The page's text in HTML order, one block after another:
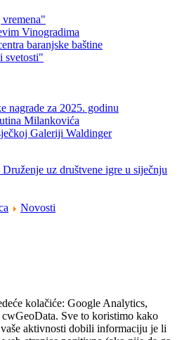
Vinogradima
baranjske baštine
svetosti"
nagrade za 2025. godinu
Milankovića
Galeriji Waldinger
Druženje uz društvene igre u siječnju
Novosti
kolačiće: Google Analytics,
Sve to koristimo kako
aktivnosti dobili informaciju je li